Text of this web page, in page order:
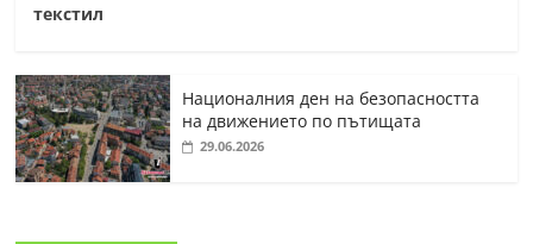
текстил
Националния ден на безопасността
на движението по пътищата
29.06.2026